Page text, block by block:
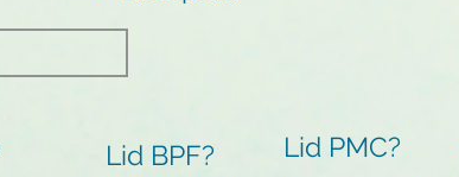
Lid BPF? Lid PMC?